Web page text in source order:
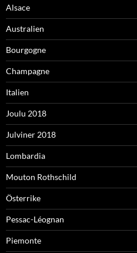
Alsace
Australien
Bourgogne
Champagne
Italien
Joulu 2018
Julviner 2018
Lombardia
Mouton Rothschild
Österrike
Pessac-Léognan
Piemonte